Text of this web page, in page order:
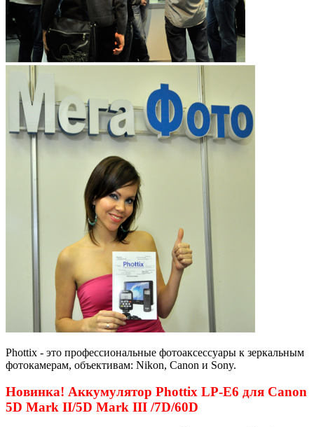
Phottix - это профессиональные фотоаксессуары к зеркальным
фотокамерам, объективам: Nikon, Canon и Sony.
Новинка! Аккумулятор Phottix LP-E6 для Canon
5D Mark II/5D Mark III /7D/60D